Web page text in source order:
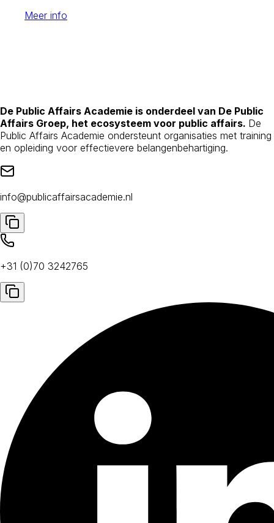
Meer info
De Public Affairs Academie is onderdeel van De Public
Affairs Groep, het ecosysteem voor public affairs. De
Public Affairs Academie ondersteunt organisaties met training
en opleiding voor effectievere belangenbehartiging.
info@publicaffairsacademie.nl
+31 (0)70 3242765